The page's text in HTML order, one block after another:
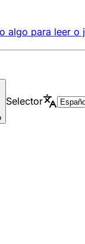
algo para leer o
Selector